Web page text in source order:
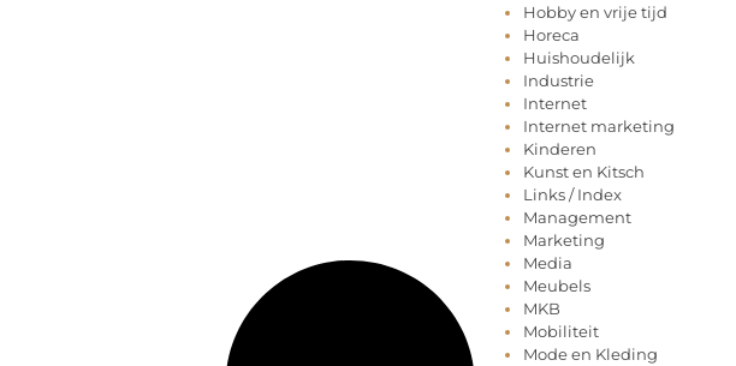
Hobby en vrije tijd
Horeca
Huishoudelijk
Industrie
Internet
Internet marketing
Kinderen
Kunst en Kitsch
Links / Index
Management
Marketing
Media
Meubels
MKB
Mobiliteit
Mode en Kleding